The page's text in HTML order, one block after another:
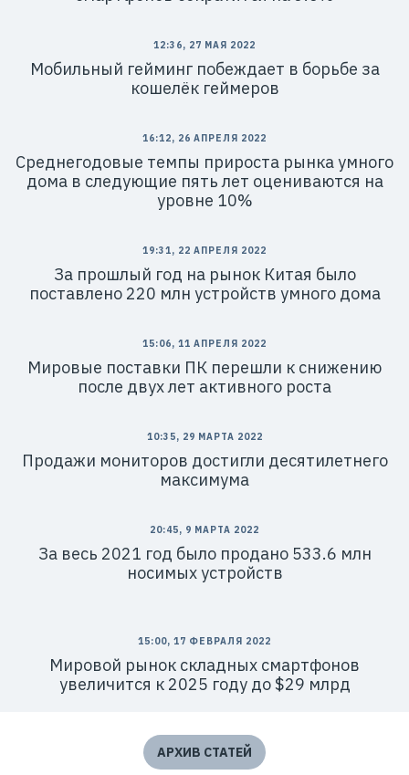
12:36, 27 МАЯ 2022
Мобильный гейминг побеждает в борьбе за
кошелёк геймеров
16:12, 26 АПРЕЛЯ 2022
Среднегодовые темпы прироста рынка умного
дома в следующие пять лет оцениваются на
уровне 10%
19:31, 22 АПРЕЛЯ 2022
За прошлый год на рынок Китая было
поставлено 220 млн устройств умного дома
15:06, 11 АПРЕЛЯ 2022
Мировые поставки ПК перешли к снижению
после двух лет активного роста
10:35, 29 МАРТА 2022
Продажи мониторов достигли десятилетнего
максимума
20:45, 9 МАРТА 2022
За весь 2021 год было продано 533.6 млн
носимых устройств
15:00, 17 ФЕВРАЛЯ 2022
Мировой рынок складных смартфонов
увеличится к 2025 году до $29 млрд
АРХИВ СТАТЕЙ